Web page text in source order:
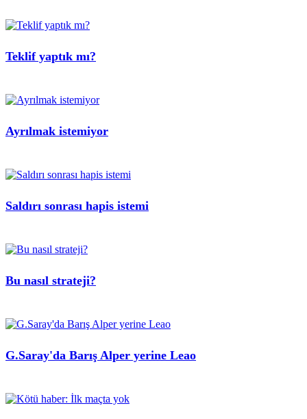
Teklif yaptık mı?
Ayrılmak istemiyor
Saldırı sonrası hapis istemi
Bu nasıl strateji?
G.Saray'da Barış Alper yerine Leao